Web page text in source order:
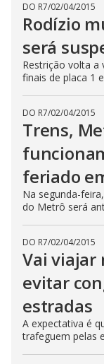
DO R7/02/04/2015
Rodízio
será
Restrição volta a
finais de placa 1
DO R7/02/04/2015
Trens,
feriado
Na segunda-
do Metrô será
DO R7/02/04/2015
Vai viajar
evitar
estradas
A expectativa é
trafeguem pelas